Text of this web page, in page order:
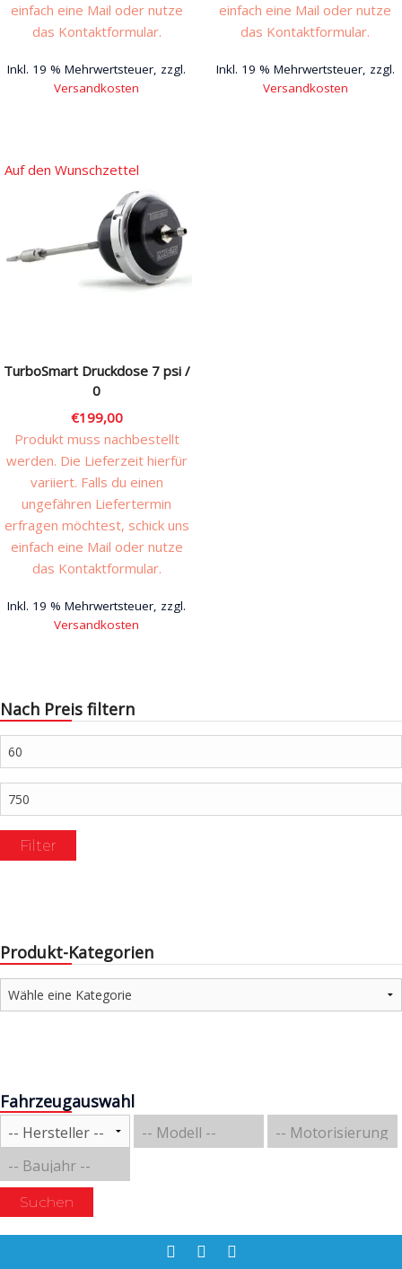
einfach eine Mail oder nutze
das Kontaktformular.
Inkl. 19 % Mehrwertsteuer, zzgl.
Versandkosten
einfach eine Mail oder nutze
das Kontaktformular.
Inkl. 19 % Mehrwertsteuer, zzgl.
Versandkosten
TurboSmart Druckdose 7 psi /
0
€199,00
Produkt muss nachbestellt
werden. Die Lieferzeit hierfür
variiert. Falls du einen
ungefähren Liefertermin
erfragen möchtest, schick uns
einfach eine Mail oder nutze
das Kontaktformular.
Inkl. 19 % Mehrwertsteuer, zzgl.
Versandkosten
Auf den Wunschzettel
Nach Preis filtern
Min.
Preis
Max.
Preis
Filter
Produkt-Kategorien
Fahrzeugauswahl
Suchen